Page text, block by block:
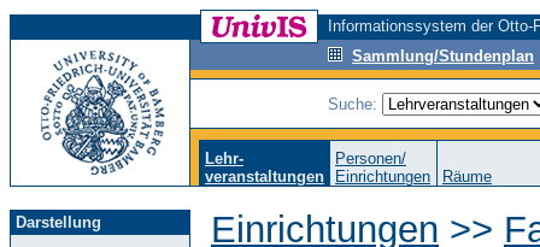
Informationssystem der
Sammlung/Stundenplan
Suche:
Lehr-
veranstaltungen
Personen/
Einrichtungen
Räume
Darstellung Einrichtungen >>